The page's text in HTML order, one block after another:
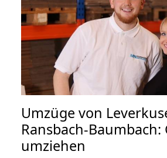
Umzüge von
Ransbach-Baumbach:
umziehen